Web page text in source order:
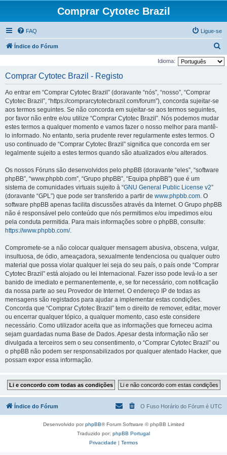
Comprar Cytotec Brazil
FAQ Ligue-se
Índice do Fórum
e
Idioma:
Comprar Cytotec Brazil - Registo
Ao entrar em “Comprar Cytotec Brazil” (doravante “nós”, “nosso”, “Comprar
Cytotec Brazil”, “https://comprarcytotecbrazil.com/forum”), concorda sujeitar-se
aos termos seguintes. Se não concorda em sujeitar-se aos termos seguintes,
por favor não entre e/ou utilize “Comprar Cytotec Brazil”. Nós podemos mudar
estes termos a qualquer momento e vamos fazer o nosso melhor para mantê-
lo informado. No entanto, seria prudente rever regularmente estes termos. O
uso continuado de “Comprar Cytotec Brazil” significa que concorda em ser
legalmente sujeito a estes termos quando são atualizados e/ou alterados.
Os nossos Fóruns são desenvolvidos pelo phpBB (doravante “eles”, “software
phpBB”, “www.phpbb.com”, “Grupo phpBB”, “Equipa phpBB”) que é um
sistema de comunidades virtuais sujeito à “GNU General Public License v2”
(doravante “GPL”) que pode ser transferido a partir de www.phpbb.com. O
software phpBB apenas facilita discussões através da Internet. O Grupo phpBB
não é responsável pelo conteúdo que nós permitimos e/ou impedimos e/ou
pela conduta permitida. Para mais informações sobre o phpBB, consulte:
https://www.phpbb.com/.
Compromete-se a não colocar qualquer mensagem abusiva, obscena, vulgar,
insultuosa, de ódio, ameaçadora, sexualmente tendenciosa ou qualquer outro
material que possa violar qualquer lei seja do seu país, o país onde “Comprar
Cytotec Brazil” está alojado ou lei Internacional. Fazer isso pode levá-lo a ser
banido de imediato e permanentemente, e, se for necessário, com notificação
da nossa parte ao seu Provedor de Internet. O endereço IP de todas as
mensagens são registados para ajudar a implementar estas condições.
Concorda que “Comprar Cytotec Brazil” tem o direito de remover, editar, mover
ou encerrar qualquer tópico, a qualquer momento, caso este considere
necessário. Como utilizador aceita que as informações que forneceu acima
sejam guardadas numa Base de Dados. Apesar desta informação não ser
divulgada a terceiros sem o seu consentimento, o “Comprar Cytotec Brazil” ou
o phpBB não podem ser responsabilizados por qualquer atentado Hacker, que
possam expor essa informação.
Índice do Fórum O Fuso Horário do Fórum é UTC
Desenvolvido porphpBB® Forum Software © phpBB Limited
Traduzido por: phpBB Portugal
Privacidade | Termos